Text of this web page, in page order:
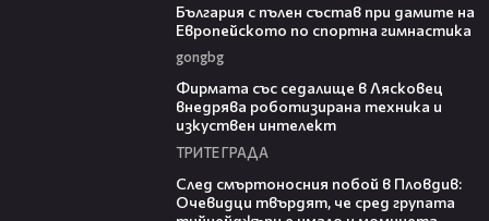
България с пълен състав при дамите на
Европейското по спортна гимнастика
gongbg
Фирмата със седалище в Лясковец
внедрява роботизирана техника и
изкуствен интелект
ТРИТЕ ГРАДА
След смъртоносния побой в Пловдив:
Очевидци твърдят, че сред групата